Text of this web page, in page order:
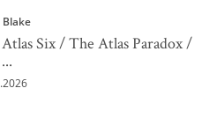
Blake
Six / The Atlas Paradox /
The ...